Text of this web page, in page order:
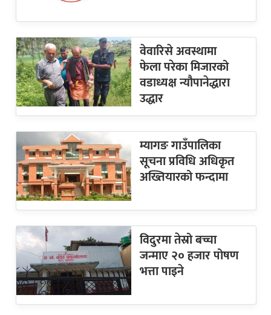
वेवारिसे अवस्थामा
फेला परेका मिजारको
वडाध्यक्ष न्यौपानेद्धारा
उद्धार
म्यागङ गाउँपालिका
सूचना प्रविधि अधिकृत
अख्तियारको फन्दामा
विदुरमा तेस्रो बच्चा
जन्माए २० हजार पोषण
भत्ता पाइने